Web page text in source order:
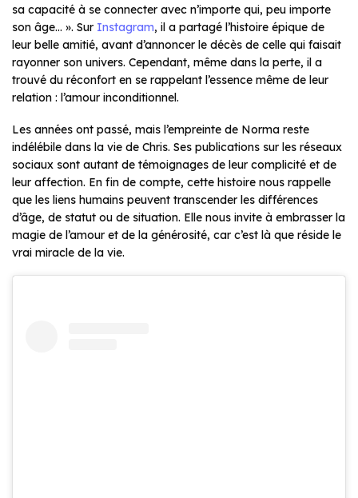
sa capacité à se connecter avec n’importe qui, peu importe
son âge… ». Sur Instagram, il a partagé l’histoire épique de
leur belle amitié, avant d’annoncer le décès de celle qui faisait
rayonner son univers. Cependant, même dans la perte, il a
trouvé du réconfort en se rappelant l’essence même de leur
relation : l’amour inconditionnel.
Les années ont passé, mais l’empreinte de Norma reste
indélébile dans la vie de Chris. Ses publications sur les réseaux
sociaux sont autant de témoignages de leur complicité et de
leur affection. En fin de compte, cette histoire nous rappelle
que les liens humains peuvent transcender les différences
d’âge, de statut ou de situation. Elle nous invite à embrasser la
magie de l’amour et de la générosité, car c’est là que réside le
vrai miracle de la vie.